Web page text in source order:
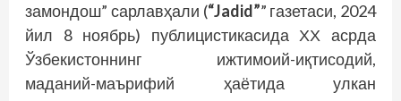
замондош” сарлавҳали (“Jadid”” газетаси, 2024
йил 8 ноябрь) публицистикасида ХХ асрда
Ўзбекистоннинг ижтимоий-иқтисодий,
маданий-маърифий ҳаётида улкан